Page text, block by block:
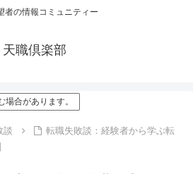
者の情報コミュニティー
天職倶楽部
合があります。
談
転職失敗談：経験者から学ぶ転